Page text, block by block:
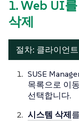
1. Web UI
삭제
절차: 클라이언
SUSE
목록으로 이
선택합니다.
시스템 삭제